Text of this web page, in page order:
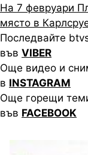
На 7 февруари
място в
Последвайте
във VIBER
Още видео и
в INSTAGRAM
Още горещи
във FACEBOOK